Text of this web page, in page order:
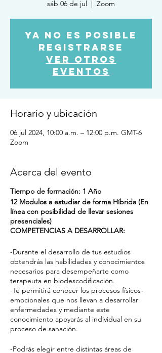
sáb 06 de jul
  |
Zoom
Ya no es posible
registrarse
Ver otros
eventos
Horario y ubicación
06 jul 2024, 10:00 a.m. – 12:00 p.m. GMT-6
Zoom
Acerca del evento
Tiempo de formación: 1 Año
12 Modulos a estudiar de forma Híbrida (En
línea con posibilidad de llevar sesiones
presenciales)
COMPETENCIAS A DESARROLLAR:
-Durante el desarrollo de tus estudios
obtendrás las habilidades y conocimientos
necesarios para desempeñarte como
terapeuta en biodescodificación.
-Te permitirá conocer los procesos físicos-
emocionales que nos llevan a desarrollar
enfermedades y mediante este
conocimiento apoyarás al individual en su
proceso de sanación.
-Podrás elegir entre distintas áreas de